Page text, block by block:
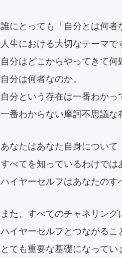
誰にとっても「自分とは何
人生における大切なテーマで
自分はどこからやってきて何
自分は何者なのか。
自分という存在は一番わか
一番わからない摩訶不思議な
あなたはあなた自身について
すべてを知っているわけでは
ハイヤーセルフはあなたのす
また、すべてのチャネリング
ハイヤーセルフとつながるこ
とても重要な基礎になってい